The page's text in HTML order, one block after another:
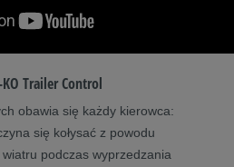
Trailer Control
obawia się każdy kierowca:
się kołysać z powodu
podczas wyprzedzania